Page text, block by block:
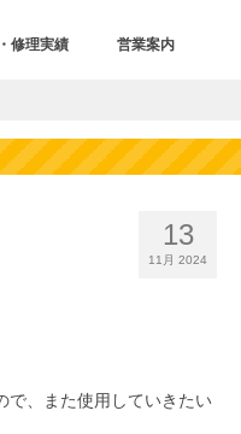
修理実績 営業案内
13
11月 2024
で、また使用していきたい